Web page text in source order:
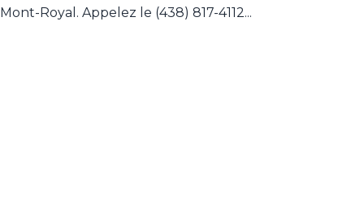
Mont-Royal. Appelez le (438) 817-4112...